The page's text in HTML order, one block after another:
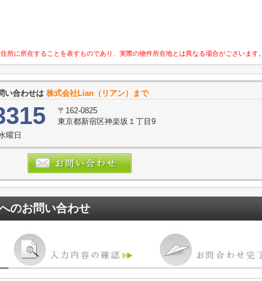
所に所在することを表すものであり、実際の物件所在地とは異なる場合がございます。
い合わせは 株式会社Lian（リアン）まで
〒162-0825
東京都新宿区神楽坂１丁目9
曜日
のお問い合わせ